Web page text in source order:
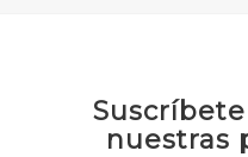
nuestras